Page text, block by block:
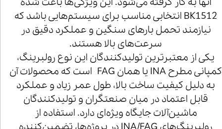
BK1512 انتخابی مناسب برای سیستم‌هایی باشد که
نیازمند تحمل بارهای سنگین و عملکرد دقیق در
سرعت‌های بالا هستند.
یکی از معتبرترین تولیدکنندگان این نوع رولبرینگ،
کمپانی مطرح INA یا همان FAG است که محصولات آن
به دلیل کیفیت ساخت بالا، طول عمر زیاد و عملکرد
قابل اعتماد در میان صنعتگران و تولیدکنندگان
ماشین‌آلات جایگاه ویژه‌ای دارد. استفاده از